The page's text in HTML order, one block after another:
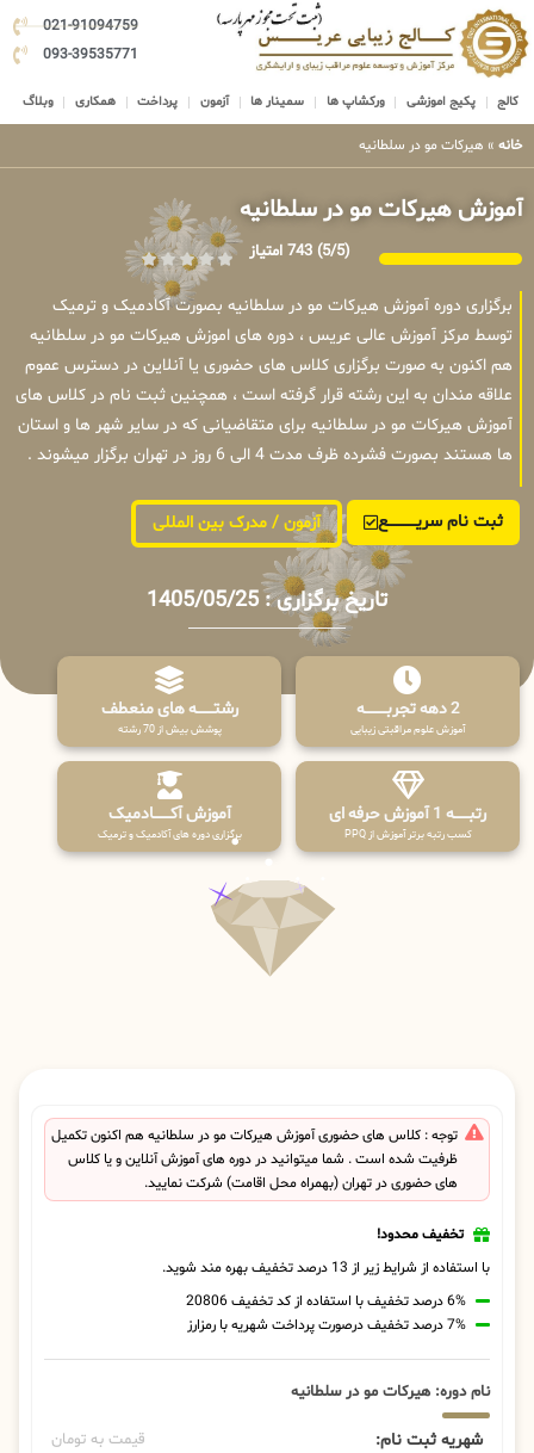
021-91094759
093-39535771
کالج پکیج اموزشی ورکشاپ ها سمینار ها آزمون پرداخت همکاری وبلاگ
خانه » هیرکات مو در سلطانیه
آموزش هیرکات مو در سلطانیه
(5/5) 743 امتیاز
برگزاری دوره آموزش هیرکات مو در سلطانیه بصورت آکادمیک و ترمیک
توسط مرکز آموزش عالی عریس ، دوره های اموزش هیرکات مو در سلطانیه
هم اکنون به صورت برگزاری کلاس های حضوری یا آنلاین در دسترس عموم
علاقه مندان به این رشته قرار گرفته است ، همچنین ثبت نام در کلاس های
آموزش هیرکات مو در سلطانیه برای متقاضیانی که در سایر شهر ها و استان
ها هستند بصورت فشرده ظرف مدت 4 الی 6 روز در تهران برگزار میشوند .
ثبت نام سریــــــــــــع آزمون / مدرک بین المللی
تاریخ برگزاری : 1405/05/25
2 دهه تجربـــــــــه
آموزش علوم مراقبتی زیبایی
رشتـــــــه های منعطف
پوشش بیش از 70 رشته
رتبــــــه 1 آموزش حرفه ای
کسب رتبه برتر آموزش از PPQ
آموزش آکـــــــادمیک
برگزاری دوره های آکادمیک و ترمیک
توجه : کلاس های حضوری آموزش هیرکات مو در سلطانیه هم اکنون تکمیل
ظرفیت شده است . شما میتوانید در دوره های آموزش آنلاین و یا کلاس
های حضوری در تهران (بهمراه محل اقامت) شرکت نمایید.
تخفیف محدود!
با استفاده از شرایط زیر از 13 درصد تخفیف بهره مند شوید.
6% درصد تخفیف با استفاده از کد تخفیف 20806
7% درصد تخفیف درصورت پرداخت شهریه با رمزارز
نام دوره: هیرکات مو در سلطانیه
شهریه ثبت نام: قیمت به تومان